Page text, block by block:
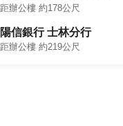
距辦公樓 約178公尺
陽信銀行 士林分行
距辦公樓 約219公尺